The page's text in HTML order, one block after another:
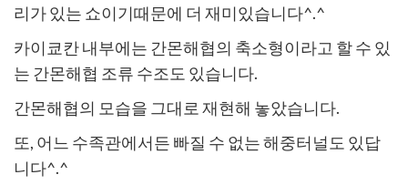
리가 있는 쇼이기때문에 더 재미있습니다^.^
카이쿄칸 내부에는 간몬해협의 축소형이라고 할 수 있
는 간몬해협 조류 수조도 있습니다.
간몬해협의 모습을 그대로 재현해 놓았습니다.
또, 어느 수족관에서든 빠질 수 없는 해중터널도 있답
니다^.^